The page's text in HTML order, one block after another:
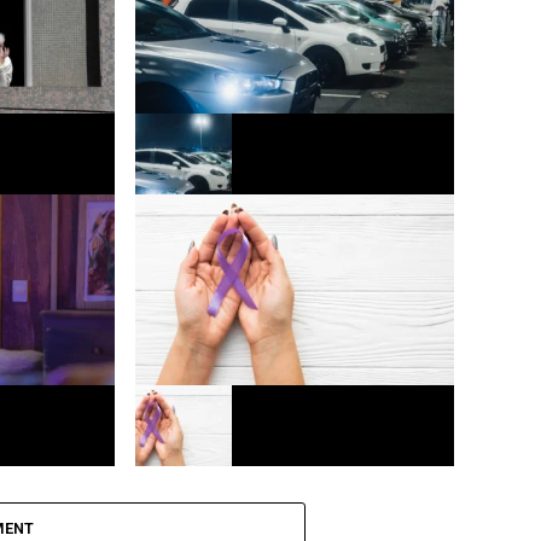
funcional
mais
Mercado automotivo registra 3º melhor
mês de julho em vendas de veículos
a Agosto lilás: Fortaleza realiza ações